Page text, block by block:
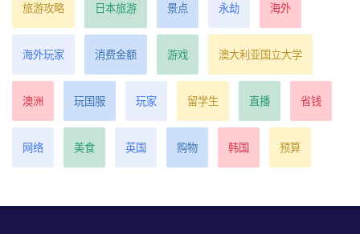
旅游攻略 日本旅游 景点 永劫 海外
海外玩家 消费金额 游戏 澳大利亚国立大学
澳洲 玩国服 玩家 留学生 直播 省钱
网络 美食 英国 购物 韩国 预算